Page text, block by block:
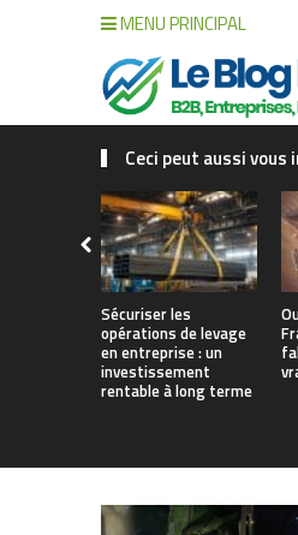
MENU PRINCIPAL
Ceci peut aussi vous
Sécuriser les
opérations de levage
en entreprise : un
investissement
rentable à long terme